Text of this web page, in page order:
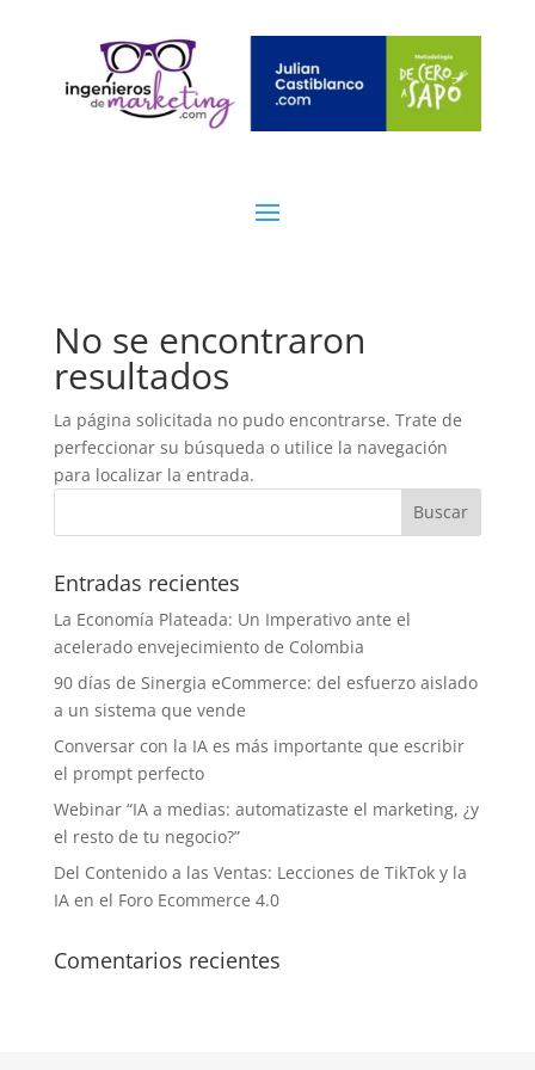
No se encontraron
resultados
La página solicitada no pudo encontrarse. Trate de
perfeccionar su búsqueda o utilice la navegación
para localizar la entrada.
Entradas recientes
La Economía Plateada: Un Imperativo ante el
acelerado envejecimiento de Colombia
90 días de Sinergia eCommerce: del esfuerzo aislado
a un sistema que vende
Conversar con la IA es más importante que escribir
el prompt perfecto
Webinar “IA a medias: automatizaste el marketing, ¿y
el resto de tu negocio?”
Del Contenido a las Ventas: Lecciones de TikTok y la
IA en el Foro Ecommerce 4.0
Comentarios recientes